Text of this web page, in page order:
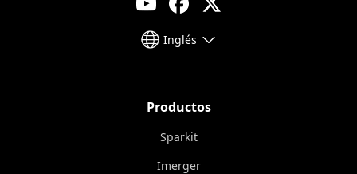
Inglés
Productos
Sparkit
Imerger